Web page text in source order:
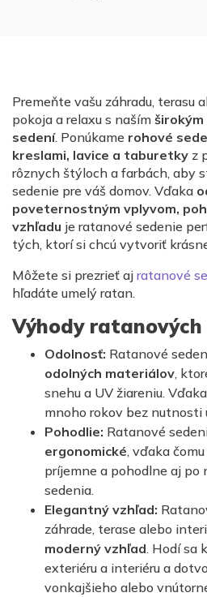
Premeňte vašu záhradu, terasu
pokoja a relaxu s naším
sedení. Ponúkame rohové
kreslami, lavice a taburetky z
rôznych štýloch a farbách, aby
sedenie pre váš domov. Vďaka
poveternostným vplyvom,
vzhľadu je ratanové sedenie
tých, ktorí si chcú vytvoriť
Môžete si prezrieť aj ratanové
hľadáte umelý ratan.
Výhody ratanových
Odolnosť: Ratanové
odolných materiálov,
snehu a UV žiareniu.
mnoho rokov bez nutnosti
Pohodlie: Ratanové
ergonomické, vďaka
príjemne a pohodlne aj
sedenia.
Elegantný vzhľad:
záhrade, terase alebo
moderný vzhľad. Hodí sa
exteriéru a interiéru a
vonkajšieho alebo